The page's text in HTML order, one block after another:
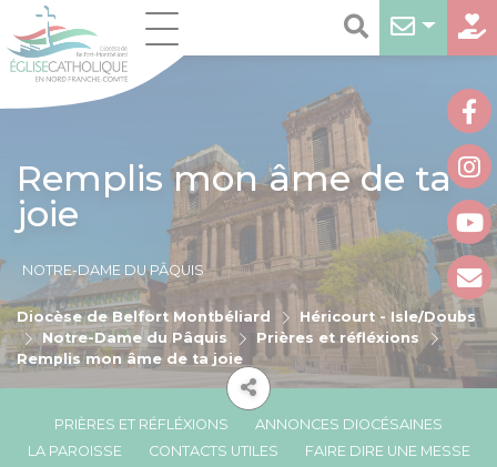
Remplis mon âme de ta
joie
NOTRE-DAME DU PÂQUIS
Diocèse de Belfort Montbéliard
Héricourt - Isle/Doubs
Notre-Dame du Pâquis
Prières et réfléxions
Remplis mon âme de ta joie
PRIÈRES ET RÉFLÉXIONS
ANNONCES DIOCÉSAINES
LA PAROISSE
CONTACTS UTILES
FAIRE DIRE UNE MESSE